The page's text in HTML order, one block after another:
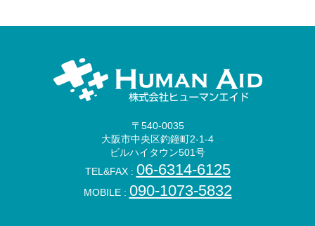
〒540-0035
大阪市中央区釣鐘町2-1-4
ビルハイタウン501号
TEL&FAX : 06-6314-6125
MOBILE : 090-1073-5832